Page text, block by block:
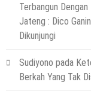
Terbangun
Jateng : Dico
Dikunjungi
Sudiyono pada
Berkah Yang Tak